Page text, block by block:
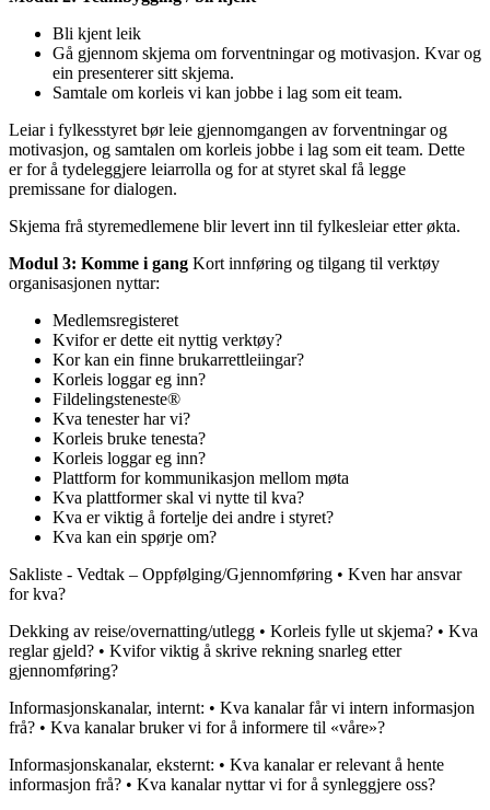
Bli kjent leik
Gå gjennom skjema om forventningar og motivasjon. Kvar og
ein presenterer sitt skjema.
Samtale om korleis vi kan jobbe i lag som eit team.
Leiar i fylkesstyret bør leie gjennomgangen av forventningar og
motivasjon, og samtalen om korleis jobbe i lag som eit team. Dette
er for å tydeleggjere leiarrolla og for at styret skal få legge
premissane for dialogen.
Skjema frå styremedlemene blir levert inn til fylkesleiar etter økta.
Modul 3: Komme i gang Kort innføring og tilgang til verktøy
organisasjonen nyttar:
Medlemsregisteret
Kvifor er dette eit nyttig verktøy?
Kor kan ein finne brukarrettleiingar?
Korleis loggar eg inn?
Fildelingsteneste®
Kva tenester har vi?
Korleis bruke tenesta?
Korleis loggar eg inn?
Plattform for kommunikasjon mellom møta
Kva plattformer skal vi nytte til kva?
Kva er viktig å fortelje dei andre i styret?
Kva kan ein spørje om?
Sakliste - Vedtak – Oppfølging/Gjennomføring • Kven har ansvar
for kva?
Dekking av reise/overnatting/utlegg • Korleis fylle ut skjema? • Kva
reglar gjeld? • Kvifor viktig å skrive rekning snarleg etter
gjennomføring?
Informasjonskanalar, internt: • Kva kanalar får vi intern informasjon
frå? • Kva kanalar bruker vi for å informere til «våre»?
Informasjonskanalar, eksternt: • Kva kanalar er relevant å hente
informasjon frå? • Kva kanalar nyttar vi for å synleggjere oss?